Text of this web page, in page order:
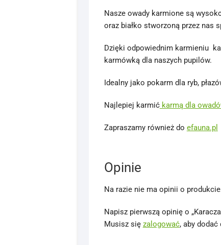
Nasze owady karmione są
oraz białko stworzoną przez nas
Dzięki odpowiednim karmieniu
karmówką dla naszych pupilów.
Idealny jako pokarm dla ryb,
Najlepiej karmićkarmą dla
Zapraszamy również do efauna.pl
Opinie
Na razie nie ma opinii o
Napisz pierwszą opinię o
Musisz się zalogować, aby dodać